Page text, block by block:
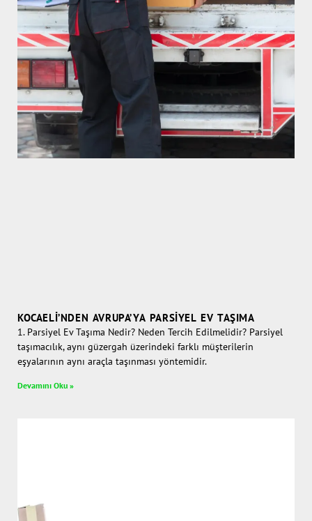
KOCAELI’NDEN AVRUPA’YA PARSIYEL EV TAŞIMA
1. Parsiyel Ev Taşıma Nedir? Neden Tercih Edilmelidir? Parsiyel
taşımacılık, aynı güzergah üzerindeki farklı müşterilerin
eşyalarının aynı araçla taşınması yöntemidir.
Devamını Oku »